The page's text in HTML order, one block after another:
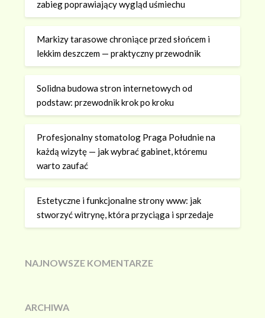
zabieg poprawiający wygląd uśmiechu
Markizy tarasowe chroniące przed słońcem i
lekkim deszczem — praktyczny przewodnik
Solidna budowa stron internetowych od
podstaw: przewodnik krok po kroku
Profesjonalny stomatolog Praga Południe na
każdą wizytę — jak wybrać gabinet, któremu
warto zaufać
Estetyczne i funkcjonalne strony www: jak
stworzyć witrynę, która przyciąga i sprzedaje
NAJNOWSZE KOMENTARZE
ARCHIWA